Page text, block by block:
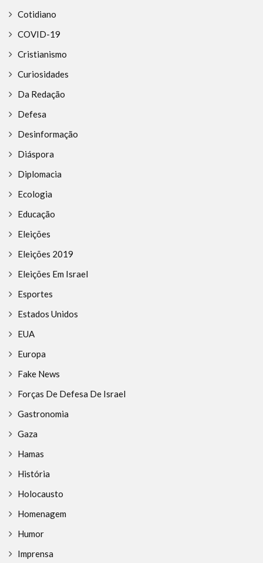
Cotidiano
COVID-19
Cristianismo
Curiosidades
Da Redação
Defesa
Desinformação
Diáspora
Diplomacia
Ecologia
Educação
Eleições
Eleições 2019
Eleições Em Israel
Esportes
Estados Unidos
EUA
Europa
Fake News
Forças De Defesa De Israel
Gastronomia
Gaza
Hamas
História
Holocausto
Homenagem
Humor
Imprensa